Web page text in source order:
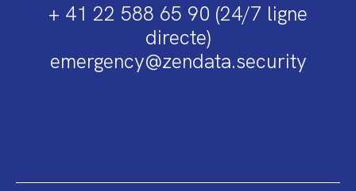
+ 41 22 588 65 90 (24/7 ligne
directe)
emergency@zendata.security